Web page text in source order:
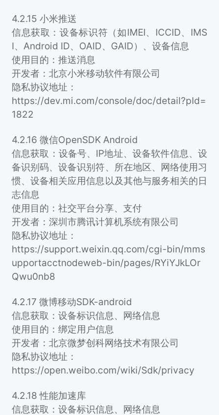
4.2.15 小米推送
信息获取：设备标识符（如IMEI、ICCID、IMS
I、Android ID、OAID、GAID）、设备信息
使用目的：推送消息
开发者：北京小米移动软件有限公司
隐私协议地址：
https://dev.mi.com/console/doc/detail?pId=
1822
4.2.16 微信OpenSDK Android
信息获取：设备号、IP地址、设备软件信息、设
备识别码、设备识别符、所在地区、网络使用习
惯、设备相关应用信息以及其他与服务相关的日
志信息
使用目的：社交平台分享、支付
开发者：深圳市腾讯计算机系统有限公司
隐私协议地址：
https://support.weixin.qq.com/cgi-bin/mms
upportacctnodeweb-bin/pages/RYiYJkLOr
Qwu0nb8
4.2.17 微博移动SDK-android
信息获取：设备标识信息、网络信息
使用目的：绑定用户信息
开发者：北京微梦创科网络技术有限公司
隐私协议地址：
https://open.weibo.com/wiki/Sdk/privacy
4.2.18 性能加速库
信息获取：设备标识信息、网络信息